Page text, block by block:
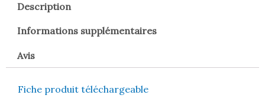
Description
Informations supplémentaires
Avis
Fiche produit téléchargeable